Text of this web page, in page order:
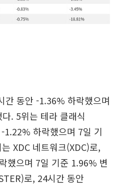
간 동안 -1.36% 하락했으며
. 5위는 테라 클래식
1.22% 하락했으며 7일 기
XDC 네트워크(XDC)로,
했으며 7일 기준 1.96% 변
로, 24시간 동안